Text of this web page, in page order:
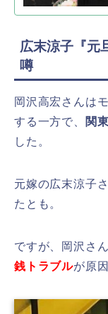
広末涼子『元
噂
岡沢高宏さんは
する一方で、
関
した。
元嫁の広末涼子
たとも。
ですが、岡沢さ
銭トラブルが原